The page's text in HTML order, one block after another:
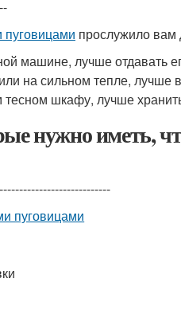
пуговицами прослужило
машине, лучше отдавать
на сильном тепле, лучше
шкафу, лучше
нужно иметь,
пуговицами